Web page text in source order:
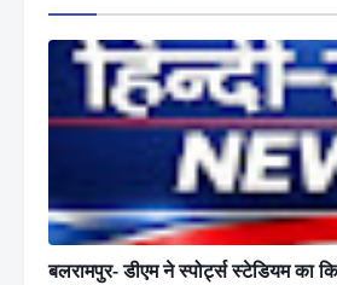
बलरामपुर- डीएम ने स्पोर्ट्स स्टेडियम का